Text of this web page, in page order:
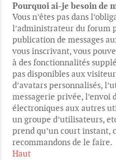
Pourquoi ai-je besoin de
Vous n’êtes pas dans
l’administrateur du forum
publication de messages
vous inscrivant, vous
à des fonctionnalités
pas disponibles aux
d’avatars personnalisés,
messagerie privée, l’envoi
électroniques aux autres
un groupe d’utilisateurs,
prend qu’un court instant,
recommandons de le faire.
Haut